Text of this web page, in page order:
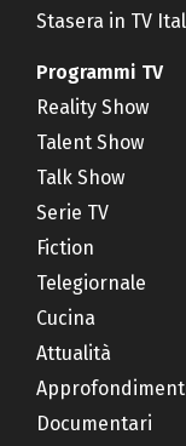
Stasera in TV
Programmi TV
Reality Show
Talent Show
Talk Show
Serie TV
Fiction
Telegiornale
Cucina
Attualità
Documentari